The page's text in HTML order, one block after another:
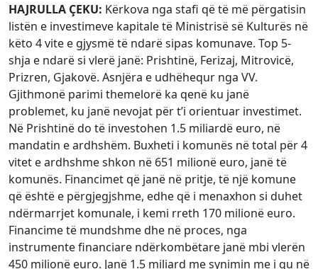
HAJRULLA ÇEKU: Kërkova nga stafi që të më përgatisin
listën e investimeve kapitale të Ministrisë së Kulturës në
këto 4 vite e gjysmë të ndarë sipas komunave. Top 5-
shja e ndarë si vlerë janë: Prishtinë, Ferizaj, Mitrovicë,
Prizren, Gjakovë. Asnjëra e udhëhequr nga VV.
Gjithmonë parimi themelorë ka qenë ku janë
problemet, ku janë nevojat për t’i orientuar investimet.
Në Prishtinë do të investohen 1.5 miliardë euro, në
mandatin e ardhshëm. Buxheti i komunës në total për 4
vitet e ardhshme shkon në 651 milionë euro, janë të
komunës. Financimet që janë në pritje, të një komune
që është e përgjegjshme, edhe që i menaxhon si duhet
ndërmarrjet komunale, i kemi rreth 170 milionë euro.
Financime të mundshme dhe në proces, nga
instrumente financiare ndërkombëtare janë mbi vlerën
450 milionë euro. Janë 1.5 miliard me synimin me i qu në